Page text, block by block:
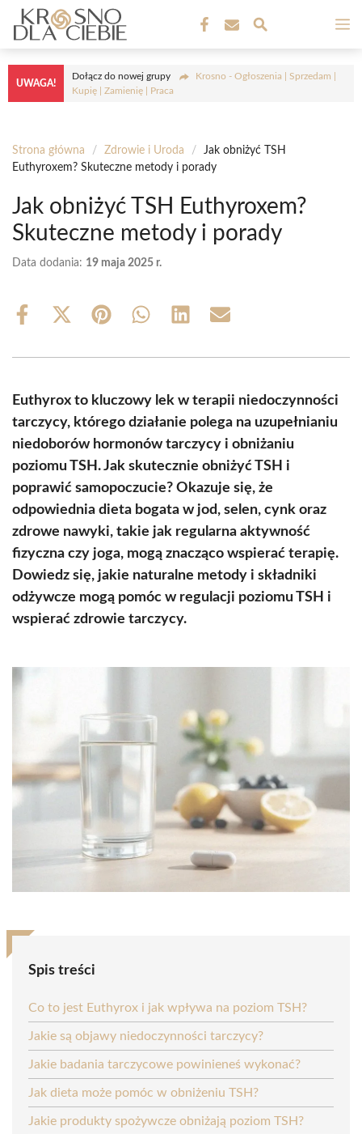
Przejdź
treści
UWAGA!
Dołącz do nowej grupy
Krosno - Ogłoszenia | Sprzedam |
Kupię | Zamienię | Praca
Strona główna / Zdrowie i Uroda /
Jak obniżyć TSH
Euthyroxem? Skuteczne metody i porady
Jak obniżyć TSH Euthyroxem?
Skuteczne metody i porady
Data dodania: 19 maja 2025 r.
Share
Share
(Twitter)
Share Share Share Share
Euthyrox to kluczowy lek w terapii niedoczynności
tarczycy, którego działanie polega na uzupełnianiu
niedoborów hormonów tarczycy i obniżaniu
poziomu TSH. Jak skutecznie obniżyć TSH i
poprawić samopoczucie? Okazuje się, że
odpowiednia dieta bogata w jod, selen, cynk oraz
zdrowe nawyki, takie jak regularna aktywność
fizyczna czy joga, mogą znacząco wspierać terapię.
Dowiedz się, jakie naturalne metody i składniki
odżywcze mogą pomóc w regulacji poziomu TSH i
wspierać zdrowie tarczycy.
Spis treści
Co to jest Euthyrox i jak wpływa na poziom TSH?
Jakie są objawy niedoczynności tarczycy?
Jakie badania tarczycowe powinieneś wykonać?
Jak dieta może pomóc w obniżeniu TSH?
Jakie produkty spożywcze obniżają poziom TSH?